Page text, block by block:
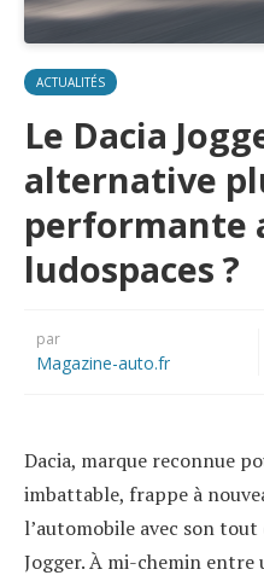
ACTUALITÉS
Le Dacia
alternative
performante
ludospaces ?
par
Magazine-auto.fr
Dacia, marque reconnue
imbattable, frappe à
l’automobile avec son
Jogger. À mi-chemin entre